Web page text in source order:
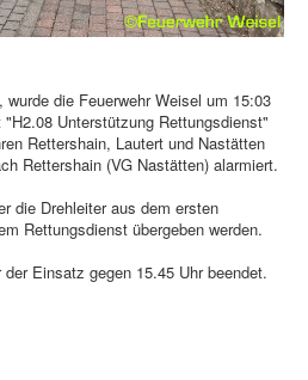
die Feuerwehr Weisel um 15:03
Unterstützung Rettungsdienst"
Rettershain, Lautert und Nastätten
Rettershain (VG Nastätten) alarmiert.
die Drehleiter aus dem ersten
Rettungsdienst übergeben werden.
Einsatz gegen 15.45 Uhr beendet.